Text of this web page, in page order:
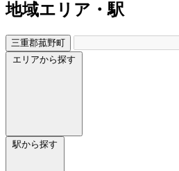
地域エリア・駅
三重郡菰野町
エリアから探す
駅から探す